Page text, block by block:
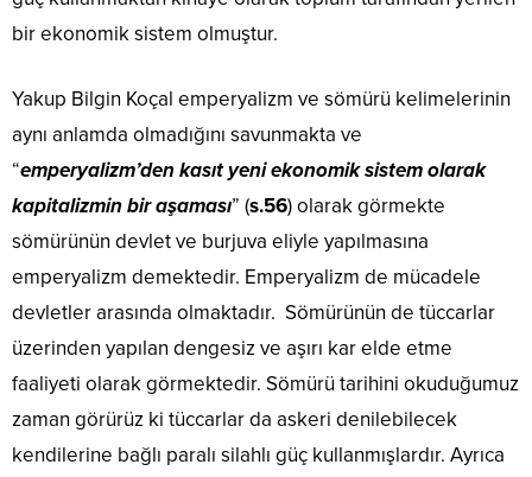
bir ekonomik sistem olmuştur.
Yakup Bilgin Koçal emperyalizm ve sömürü kelimelerinin
aynı anlamda olmadığını savunmakta ve
“emperyalizm’den kasıt yeni ekonomik sistem olarak
kapitalizmin bir aşaması” (s.56) olarak görmekte
sömürünün devlet ve burjuva eliyle yapılmasına
emperyalizm demektedir. Emperyalizm de mücadele
devletler arasında olmaktadır. Sömürünün de tüccarlar
üzerinden yapılan dengesiz ve aşırı kar elde etme
faaliyeti olarak görmektedir. Sömürü tarihini okuduğumuz
zaman görürüz ki tüccarlar da askeri denilebilecek
kendilerine bağlı paralı silahlı güç kullanmışlardır. Ayrıca